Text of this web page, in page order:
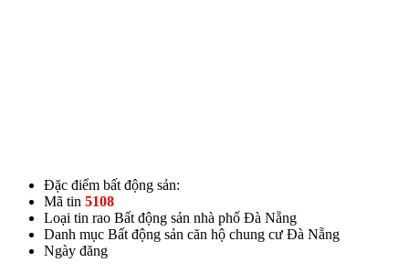
Đặc điểm bất động sản:
Mã tin 5108
Loại tin rao Bất động sản nhà phố Đà Nẵng
Danh mục Bất động sản căn hộ chung cư Đà Nẵng
Ngày đăng